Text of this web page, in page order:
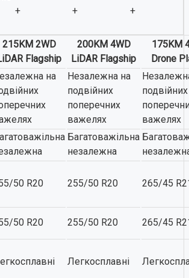
+ + +
215KM 2WD
Flagship
200KM 4WD
LiDAR Flagship
175KM
Drone
на
Незалежна на
подвійних
поперечних
важелях
подвійних
важелях
Багатоважільна
незалежна
50 R20 255/50 R20 265/45
50 R20 255/50 R20 265/45
Легкосплавні